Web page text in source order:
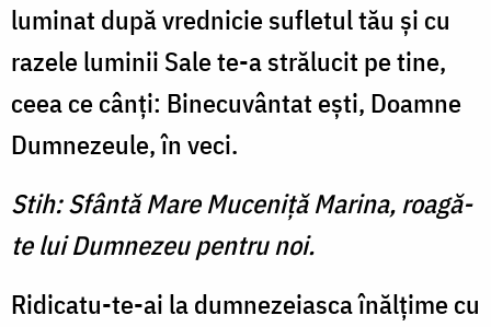
luminat după vrednicie sufletul tău şi cu
razele luminii Sale te-a strălucit pe tine,
ceea ce cânţi: Binecuvântat eşti, Doamne
Dumnezeule, în veci.
Stih: Sfântă Mare Muceniţă Marina, roagă-
te lui Dumnezeu pentru noi.
Ridicatu-te-ai la dumnezeiasca înălţime cu